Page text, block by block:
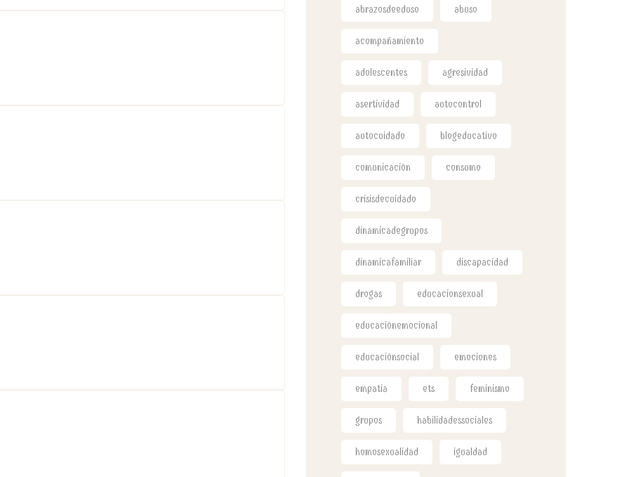
abrazosdeeduso abuso
acompañamiento
adolescentes agresividad
asertividad autocontrol
autocuidado blogeducativo
comunicación consumo
crisisdecuidado
dinamicadegrupos
dinamicafamiliar discapacidad
drogas educacionsexual
educaciónemocional
educaciónsocial emociones
empatia ets feminismo
grupos habilidadessociales
homosexualidad igualdad